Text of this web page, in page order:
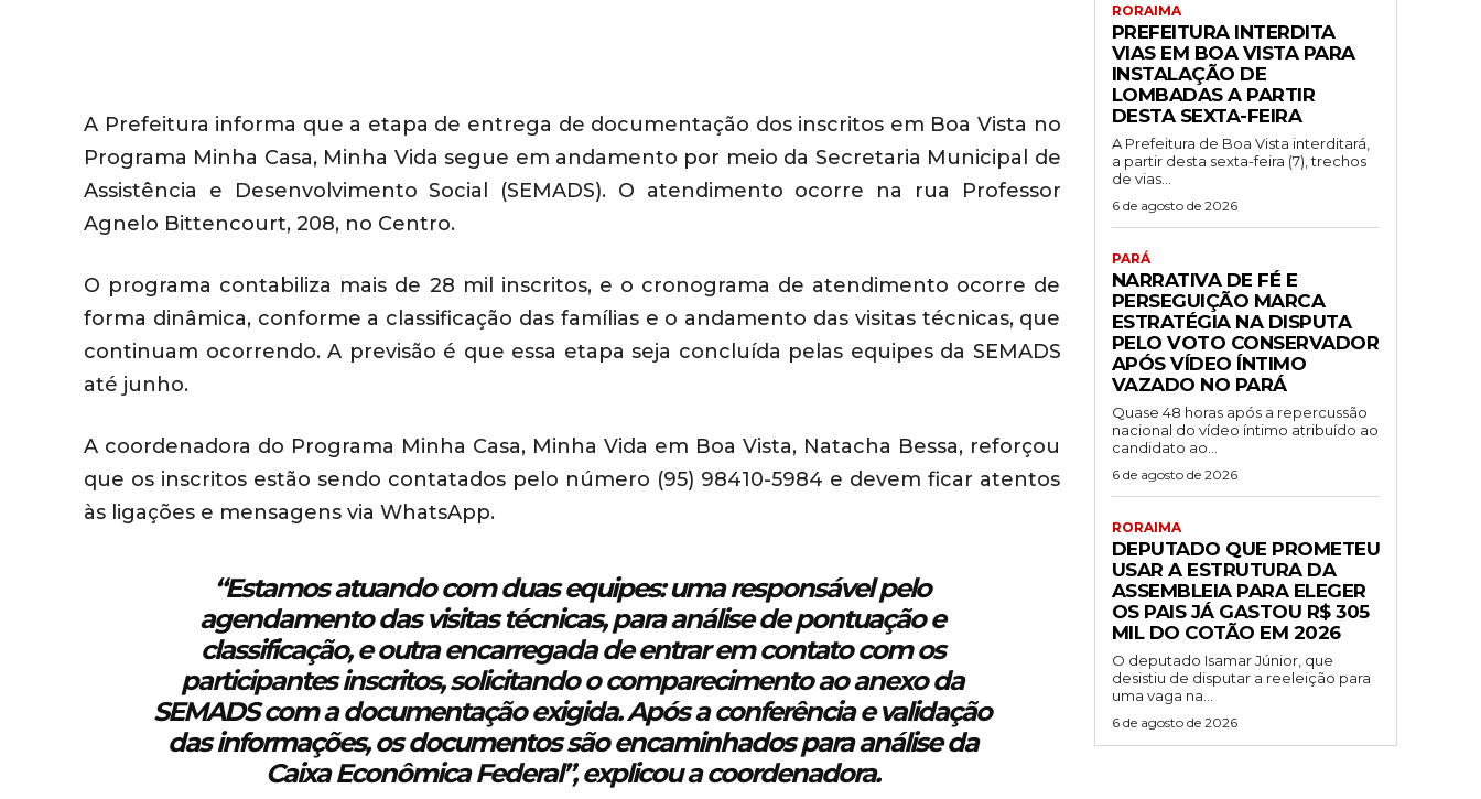
A Prefeitura informa que a etapa de entrega de documentação dos inscritos em Boa Vista no
Programa Minha Casa, Minha Vida segue em andamento por meio da Secretaria Municipal de
Assistência e Desenvolvimento Social (SEMADS). O atendimento ocorre na rua Professor
Agnelo Bittencourt, 208, no Centro.
O programa contabiliza mais de 28 mil inscritos, e o cronograma de atendimento ocorre de
forma dinâmica, conforme a classificação das famílias e o andamento das visitas técnicas, que
continuam ocorrendo. A previsão é que essa etapa seja concluída pelas equipes da SEMADS
até junho.
A coordenadora do Programa Minha Casa, Minha Vida em Boa Vista, Natacha Bessa, reforçou
que os inscritos estão sendo contatados pelo número (95) 98410-5984 e devem ficar atentos
às ligações e mensagens via WhatsApp.
“Estamos atuando com duas equipes: uma responsável pelo
agendamento das visitas técnicas, para análise de pontuação e
classificação, e outra encarregada de entrar em contato com os
participantes inscritos, solicitando o comparecimento ao anexo da
SEMADS com a documentação exigida. Após a conferência e validação
das informações, os documentos são encaminhados para análise da
Caixa Econômica Federal”, explicou a coordenadora.
RORAIMA
PREFEITURA INTERDITA
VIAS EM BOA VISTA PARA
INSTALAÇÃO DE
LOMBADAS A PARTIR
DESTA SEXTA-FEIRA
A Prefeitura de Boa Vista interditará,
a partir desta sexta-feira (7), trechos
de vias...
6 de agosto de 2026
PARÁ
NARRATIVA DE FÉ E
PERSEGUIÇÃO MARCA
ESTRATÉGIA NA DISPUTA
PELO VOTO CONSERVADOR
APÓS VÍDEO ÍNTIMO
VAZADO NO PARÁ
Quase 48 horas após a repercussão
nacional do vídeo íntimo atribuído ao
candidato ao...
6 de agosto de 2026
RORAIMA
DEPUTADO QUE PROMETEU
USAR A ESTRUTURA DA
ASSEMBLEIA PARA ELEGER
OS PAIS JÁ GASTOU R$ 305
MIL DO COTÃO EM 2026
O deputado Isamar Júnior, que
desistiu de disputar a reeleição para
uma vaga na...
6 de agosto de 2026